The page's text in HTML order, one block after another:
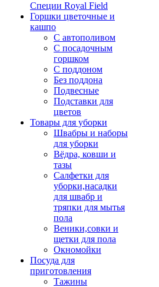
Специи Royal Field
Горшки цветочные и
кашпо
С автополивом
С посадочным
горшком
С поддоном
Без поддона
Подвесные
Подставки для
цветов
Товары для уборки
Швабры и наборы
для уборки
Вёдра, ковши и
тазы
Салфетки для
уборки,насадки
для швабр и
тряпки для мытья
пола
Веники,совки и
щетки для пола
Окномойки
Посуда для
приготовления
Тажины